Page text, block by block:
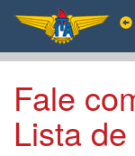
para
conteúdo
Fale
Lista